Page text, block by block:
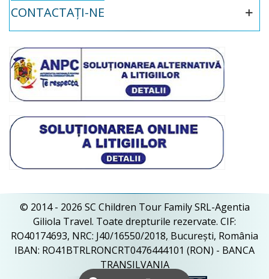
CONTACTAȚI-NE
© 2014 - 2026 SC Children Tour Family SRL-Agentia
Giliola Travel. Toate drepturile rezervate. CIF:
RO40174693, NRC: J40/16550/2018, București, România
IBAN: RO41BTRLRONCRT0476444101 (RON) - BANCA
TRANSILVANIA